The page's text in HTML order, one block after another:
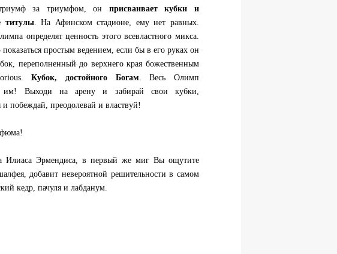
триумф за триумфом, он присваивает кубки и
титулы. На Афинском стадионе, ему нет равных.
определят ценность этого всевластного микса.
показаться простым ведением, если бы в его руках он
переполненный до верхнего края божественным
Кубок, достойного Богам. Весь Олимп
им! Выходи на арену и забирай свои кубки,
и побеждай, преодолевай и властвуй!
Илиаса Эрмендиса, в первый же миг Вы ощутите
добавит невероятной решительности в самом
кедр, пачуля и лабданум.